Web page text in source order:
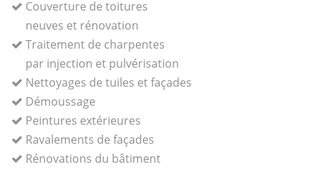
Couverture de toitures
neuves et rénovation
Traitement de charpentes
par injection et pulvérisation
Nettoyages de tuiles et façades
Démoussage
Peintures extérieures
Ravalements de façades
Rénovations du bâtiment